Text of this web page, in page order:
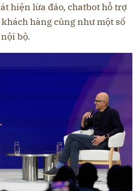
hiện lừa đảo, chatbot hỗ trợ
hàng cũng như một số
bộ.